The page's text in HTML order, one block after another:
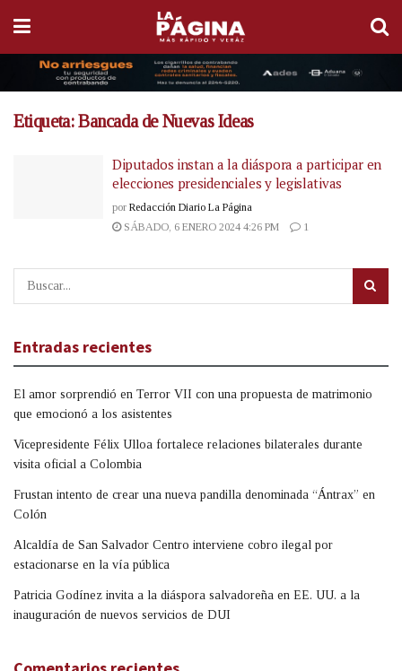
Etiqueta:Bancada de Nuevas Ideas
Diputados instan a la diáspora a participar en
elecciones presidenciales y legislativas
por Redacción Diario La Página
SÁBADO, 6 ENERO 2024 4:26 PM
1
Entradas recientes
El amor sorprendió en Terror VII con una propuesta de matrimonio
que emocionó a los asistentes
Vicepresidente Félix Ulloa fortalece relaciones bilaterales durante
visita oficial a Colombia
Frustan intento de crear una nueva pandilla denominada “Ántrax” en
Colón
Alcaldía de San Salvador Centro interviene cobro ilegal por
estacionarse en la vía pública
Patricia Godínez invita a la diáspora salvadoreña en EE. UU. a la
inauguración de nuevos servicios de DUI